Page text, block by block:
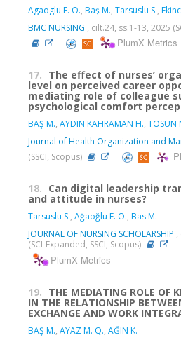
Agaoglu F. O., Baş M., Tarsuslu S.,
BMC NURSING , cilt.24, ss.1-13, 2025
PlumX Metrics
17. The effect of nurses’
level on perceived career
mediating role of colleague
psychological comfort
BAŞ M., AYDIN KAHRAMAN H., TOSUN
Journal of Health Organization and
(SSCI, Scopus)
18. Can digital leadership
and attitude in nurses?
Tarsuslu S., Ağaoğlu F. O., Bas M.
JOURNAL OF NURSING SCHOLARSHIP ,
(SCI-Expanded, SSCI, Scopus)
PlumX Metrics
19. THE MEDIATING ROLE OF
IN THE RELATIONSHIP
EXCHANGE AND WORK
BAŞ M., AYAZ M. Q., AĞIN K.